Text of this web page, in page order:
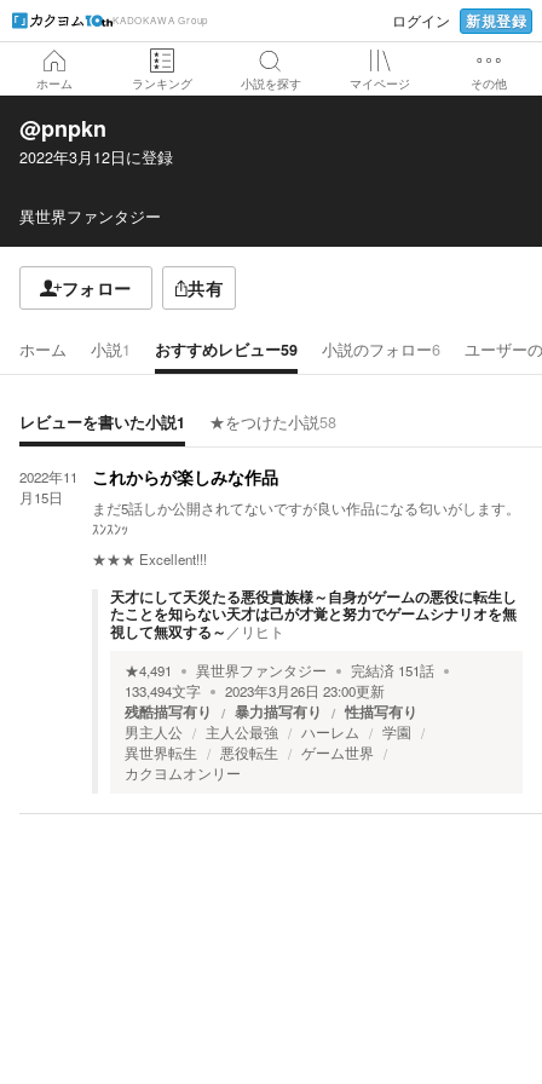
KADOKAWA Group ログイン 新規登録
ホーム ランキング 小説を探す マイページ その他
@pnpkn
2022年3月12日に登録
異世界ファンタジー
フォロー 共有
ホーム 小説1 おすすめレビュー59 小説のフォロー6 ユーザー
レビューを書いた小説1 ★をつけた小説58
2022年11
月15日
これからが楽しみな作品
まだ5話しか公開されてないですが良い作品になる匂いがします。
ｽﾝｽﾝｯ
★★★ Excellent!!!
天才にして天災たる悪役貴族様～自身がゲームの悪役に転生し
たことを知らない天才は己が才覚と努力でゲームシナリオを無
視して無双する～ ／ リヒト
★4,491 異世界ファンタジー 完結済 151話
133,494文字 2023年3月26日 23:00更新
残酷描写有り 暴力描写有り 性描写有り
男主人公 主人公最強 ハーレム
学園
異世界転生
悪役転生
ゲーム世界
カクヨムオンリー